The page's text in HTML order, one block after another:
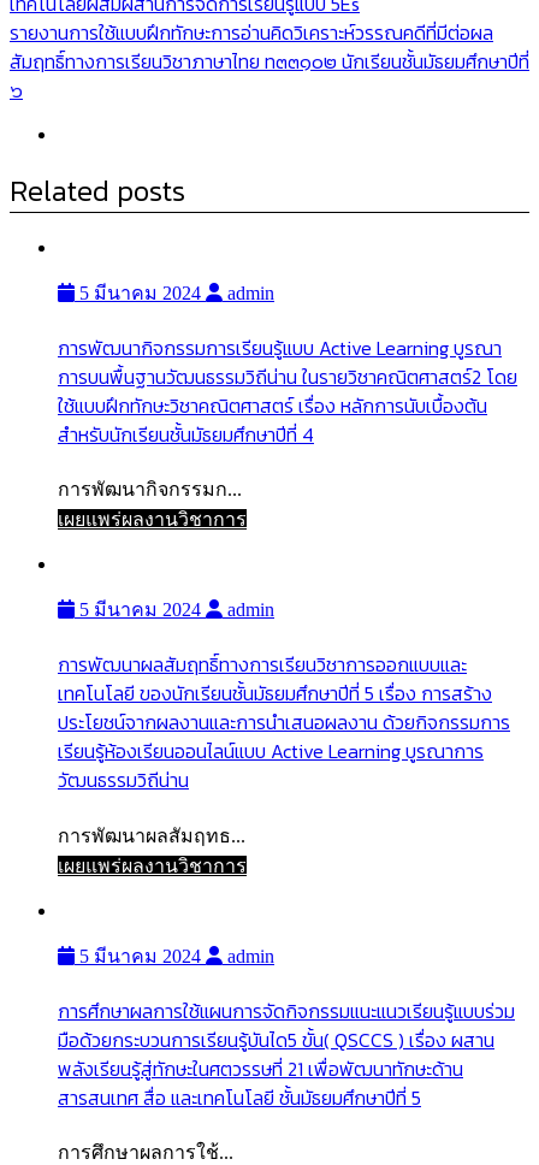
รายงานการใช้แบบฝึกทักษะการอ่านคิดวิเคราะห์วรรณคดีที่มีต่อผล
สัมฤทธิ์ทางการเรียนวิชาภาษาไทย ท๓๓๑๐๒ นักเรียนชั้นมัธยมศึกษาปีที่
๖
Related posts
5 มีนาคม 2024 admin
การพัฒนากิจกรรมการเรียนรู้แบบ Active Learning บูรณา
การบนพื้นฐานวัฒนธรรมวิถีน่าน ในรายวิชาคณิตศาสตร์2 โดย
ใช้แบบฝึกทักษะวิชาคณิตศาสตร์ เรื่อง หลักการนับเบื้องต้น
สำหรับนักเรียนชั้นมัธยมศึกษาปีที่ 4
การพัฒนากิจกรรมก...
เผยแพร่ผลงานวิชาการ
5 มีนาคม 2024 admin
การพัฒนาผลสัมฤทธิ์ทางการเรียนวิชาการออกแบบและ
เทคโนโลยี ของนักเรียนชั้นมัธยมศึกษาปีที่ 5 เรื่อง การสร้าง
ประโยชน์จากผลงานและการนำเสนอผลงาน ด้วยกิจกรรมการ
เรียนรู้ห้องเรียนออนไลน์แบบ Active Learning บูรณาการ
วัฒนธรรมวิถีน่าน
การพัฒนาผลสัมฤทธ...
เผยแพร่ผลงานวิชาการ
5 มีนาคม 2024 admin
การศึกษาผลการใช้แผนการจัดกิจกรรมแนะแนวเรียนรู้แบบร่วม
มือด้วยกระบวนการเรียนรู้บันได5 ขั้น( QSCCS ) เรื่อง ผสาน
พลังเรียนรู้สู่ทักษะในศตวรรษที่ 21 เพื่อพัฒนาทักษะด้าน
สารสนเทศ สื่อ และเทคโนโลยี ชั้นมัธยมศึกษาปีที่ 5
การศึกษาผลการใช้...